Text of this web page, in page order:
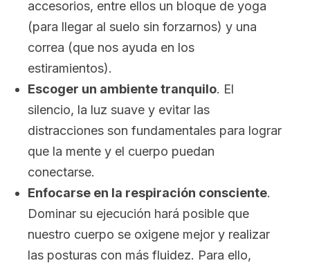
accesorios, entre ellos un bloque de yoga
(para llegar al suelo sin forzarnos) y una
correa (que nos ayuda en los
estiramientos).
Escoger un ambiente tranquilo. El
silencio, la luz suave y evitar las
distracciones son fundamentales para lograr
que la mente y el cuerpo puedan
conectarse.
Enfocarse en la respiración consciente.
Dominar su ejecución hará posible que
nuestro cuerpo se oxigene mejor y realizar
las posturas con más fluidez. Para ello,